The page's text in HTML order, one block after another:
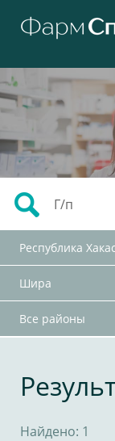
Республика
Шира
Все районы
Найдено: 1